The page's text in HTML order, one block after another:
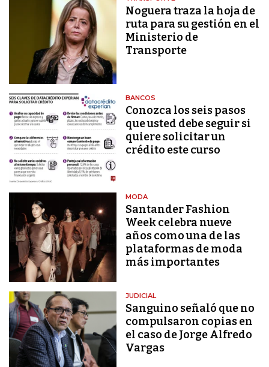
Noguera traza la hoja de
ruta para su gestión en el
Ministerio de
Transporte
BANCOS
Conozca los seis pasos
que usted debe seguir si
quiere solicitar un
crédito este curso
MODA
Santander Fashion
Week celebra nueve
años como una de las
plataformas de moda
más importantes
JUDICIAL
Sanguino señaló que no
compulsaron copias en
el caso de Jorge Alfredo
Vargas